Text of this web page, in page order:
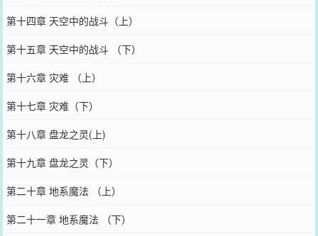
第十四章 天空中的战斗（上）
第十五章 天空中的战斗 （下）
第十六章 灾难 （上）
第十七章 灾难（下）
第十八章 盘龙之灵(上)
第十九章 盘龙之灵（下）
第二十章 地系魔法 （上）
第二十一章 地系魔法 （下）